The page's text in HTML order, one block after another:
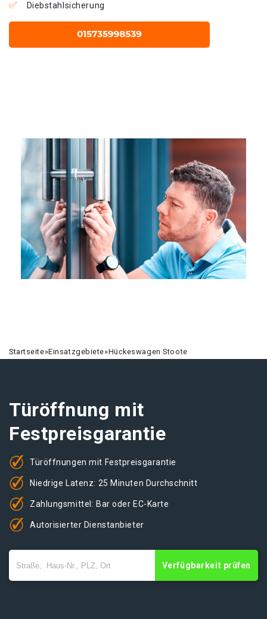
Diebstahlsicherung
Startseite»Einsatzgebiete»Hückeswagen Stoote
Türöffnung mit
Festpreisgarantie
Türöffnungen mit Festpreisgarantie
Niedrige Latenz: 25 Minuten Durchschnitt
Zahlungsmittel: Bar oder EC-Karte
Autorisierter Dienstanbieter
Verfügbarkeit prüfen